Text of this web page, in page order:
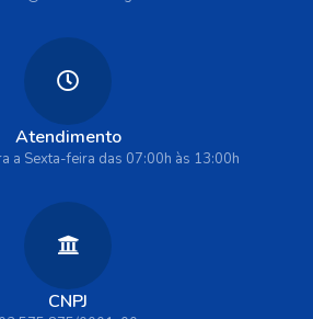
Atendimento
a Sexta-feira das 07:00h às 13:00h
CNPJ